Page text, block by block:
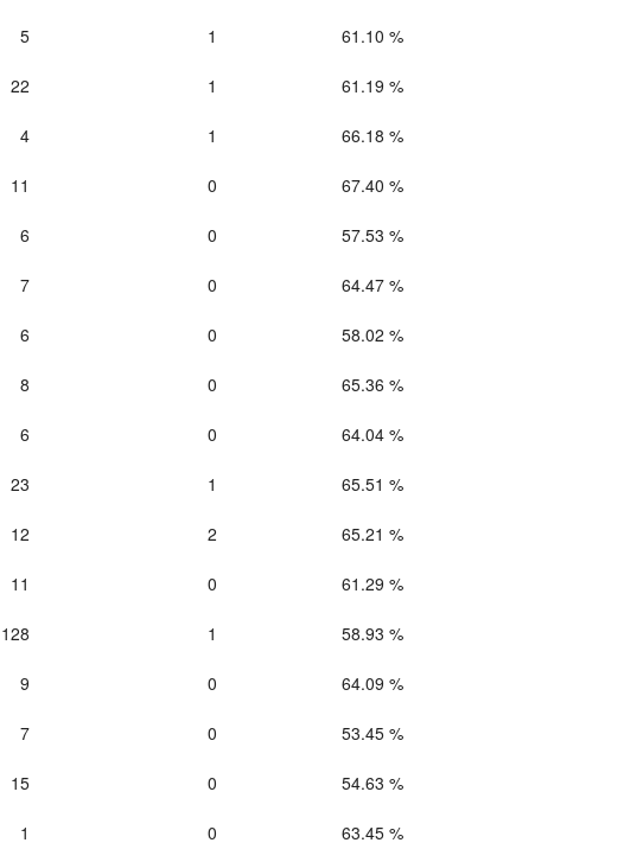
5 1 61.10 %
22 1 61.19 %
4 1 66.18 %
11 0 67.40 %
6 0 57.53 %
7 0 64.47 %
6 0 58.02 %
8 0 65.36 %
6 0 64.04 %
23 1 65.51 %
12 2 65.21 %
11 0 61.29 %
128 1 58.93 %
9 0 64.09 %
7 0 53.45 %
15 0 54.63 %
1 0 63.45 %